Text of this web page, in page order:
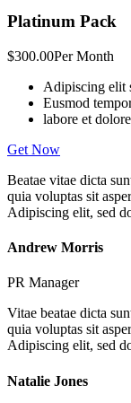
Platinum Pack
$300.00Per Month
Adipiscing elit
Eusmod
labore et
Get Now
Beatae vitae dicta
quia voluptas sit
Adipiscing elit, sed
Andrew Morris
PR Manager
Vitae beatae dicta
quia voluptas sit
Adipiscing elit, sed
Natalie Jones